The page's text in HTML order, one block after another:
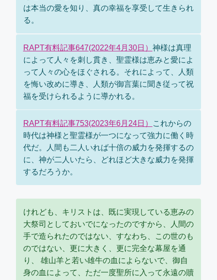
は本当の愛を知り、真の幸福を享受して生きられ
る。
RAPT有料記事647(2022年4月30日） 神様は真理
によって人々を刺し貫き、聖霊様は恵みと愛によ
って人々の心をほぐされる。それによって、人類
を悔い改めに導き、人類が御言葉に聞き従って祝
福を受けられるように導かれる。
RAPT有料記事753(2023年6月24日）
これからの
時代は神様と聖霊様が一つになって強力に働く時
代だ。人間も二人いれば十倍の威力を発揮するの
に、神が二人いたら、どれほど大きな威力を発揮
するだろうか。
けれども、キリストは、既に実現している恵みの
大祭司としておいでになったのですから、人間の
手で造られたのではない、すなわち、この世のも
のではない、更に大きく、更に完全な幕屋を通
り、 雄山羊と若い雄牛の血によらないで、御自
身の血によって、ただ一度聖所に入って永遠の贖